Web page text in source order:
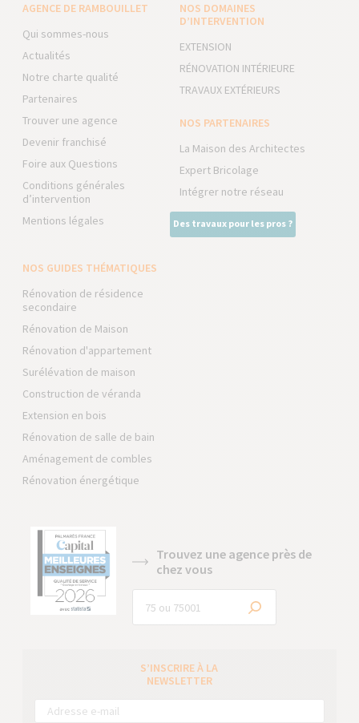
AGENCE DE RAMBOUILLET
Qui sommes-nous
Actualités
Notre charte qualité
Partenaires
Trouver une agence
Devenir franchisé
Foire aux Questions
Conditions générales
d’intervention
Mentions légales
NOS DOMAINES
D’INTERVENTION
EXTENSION
RÉNOVATION INTÉRIEURE
TRAVAUX EXTÉRIEURS
NOS PARTENAIRES
La Maison des Architectes
Expert Bricolage
Intégrer notre réseau
Des travaux pour les pros ?
NOS GUIDES THÉMATIQUES
Rénovation de résidence
secondaire
Rénovation de Maison
Rénovation d'appartement
Surélévation de maison
Construction de véranda
Extension en bois
Rénovation de salle de bain
Aménagement de combles
Rénovation énergétique
Trouvez une agence près de
chez vous
S’INSCRIRE À LA
NEWSLETTER